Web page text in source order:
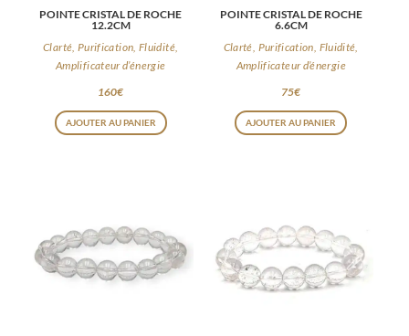
POINTE CRISTAL DE ROCHE
12.2CM
Clarté, Purification, Fluidité,
Amplificateur d’énergie
160€
AJOUTER AU PANIER
POINTE CRISTAL DE ROCHE
6.6CM
Clarté, Purification, Fluidité,
Amplificateur d’énergie
75€
AJOUTER AU PANIER